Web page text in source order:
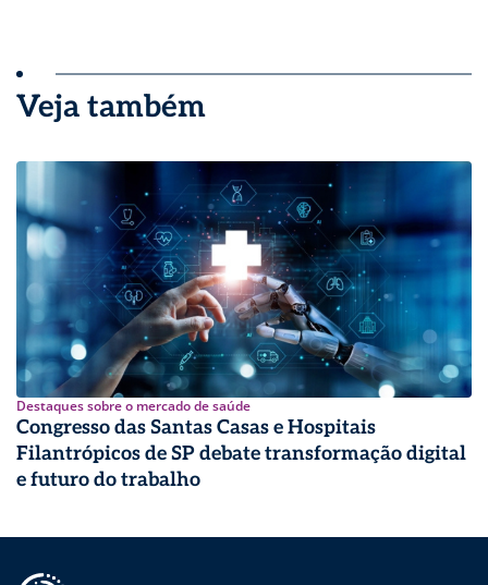
Veja também
Destaques sobre o mercado de saúde
Congresso das Santas Casas e Hospitais
Filantrópicos de SP debate transformação digital
e futuro do trabalho